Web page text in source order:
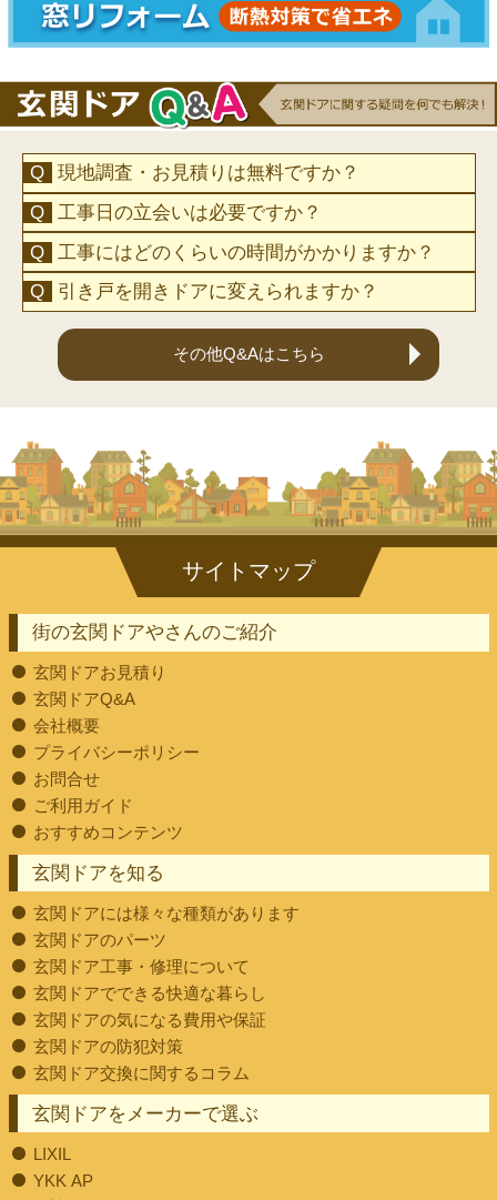
現地調査・お見積りは無料ですか？
工事日の立会いは必要ですか？
工事にはどのくらいの時間がかかりますか？
引き戸を開きドアに変えられますか？
その他Q&Aはこちら
街の玄関ドアやさんのご紹介
玄関ドアお見積り
玄関ドアQ&A
会社概要
プライバシーポリシー
お問合せ
ご利用ガイド
おすすめコンテンツ
玄関ドアを知る
玄関ドアには様々な種類があります
玄関ドアのパーツ
玄関ドア工事・修理について
玄関ドアでできる快適な暮らし
玄関ドアの気になる費用や保証
玄関ドアの防犯対策
玄関ドア交換に関するコラム
玄関ドアをメーカーで選ぶ
LIXIL
YKK AP